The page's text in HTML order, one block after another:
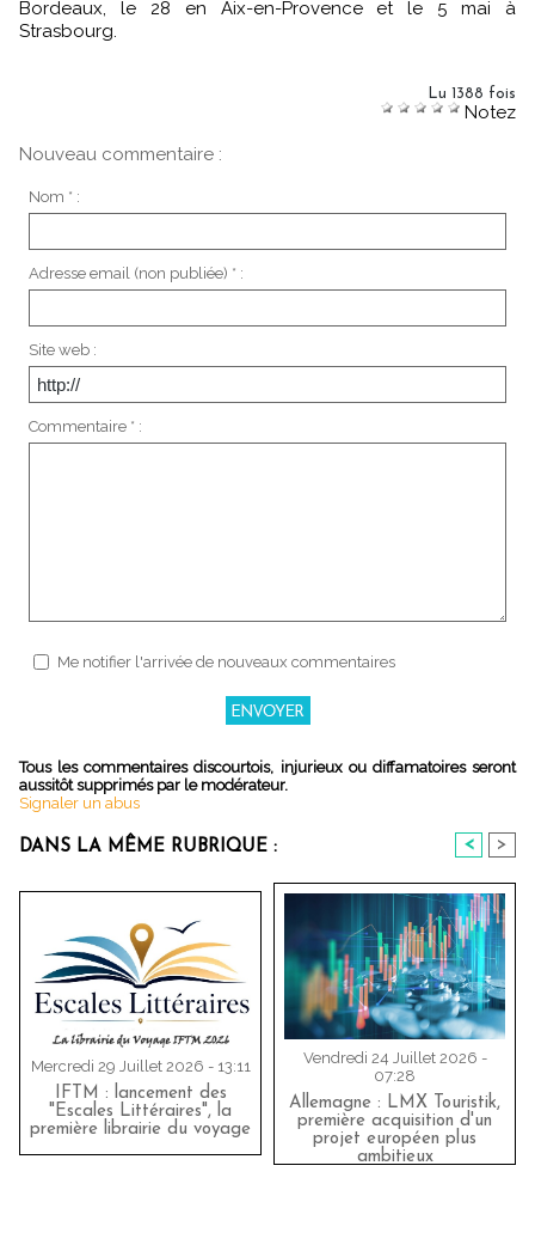
Bordeaux, le 28 en Aix-en-Provence et le 5 mai à
Strasbourg.
Lu 1388 fois
Notez
Nouveau commentaire :
Nom * :
Adresse email (non publiée) * :
Site web :
Commentaire * :
Me notifier l'arrivée de nouveaux commentaires
Tous les commentaires discourtois, injurieux ou diffamatoires seront
aussitôt supprimés par le modérateur.
Signaler un abus
DANS LA MÊME RUBRIQUE : < >
Mercredi 29 Juillet 2026 - 13:11
IFTM : lancement des
"Escales Littéraires", la
première librairie du voyage
Vendredi 24 Juillet 2026 -
07:28
Allemagne : LMX Touristik,
première acquisition d'un
projet européen plus
ambitieux